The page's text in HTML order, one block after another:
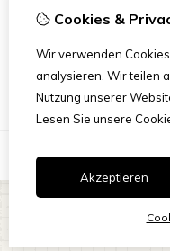
Versand und Zahlung
Geschäftsbedingungen
Datenschutzerklärung
Cookies &
Wir verwenden
analysieren. Wir teilen
Nutzung unserer
Lesen Sie unsere
Akzeptieren